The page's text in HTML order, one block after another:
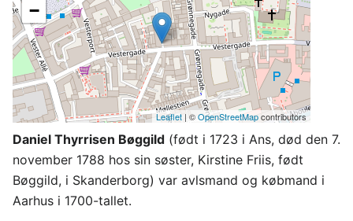
−
Leaflet | ©OpenStreetMapcontributors
Daniel Thyrrisen Bøggild (født i 1723 i Ans, død den 7.
november 1788 hos sin søster, Kirstine Friis, født
Bøggild, i Skanderborg) var avlsmand og købmand i
Aarhus i 1700-tallet.